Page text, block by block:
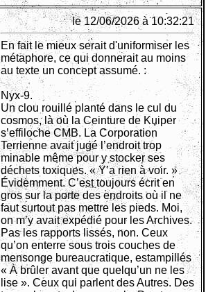
le 12/06/2026 à 10:32:21
En fait le mieux serait d'uniformiser les
métaphore, ce qui donnerait au moins
au texte un concept assumé. :
Nyx-9.
Un clou rouillé planté dans le cul du
cosmos, là où la Ceinture de Kuiper
s’effiloche CMB. La Corporation
Terrienne avait jugé l’endroit trop
minable même pour y stocker ses
déchets toxiques. « Y’a rien à voir. »
Évidemment. C’est toujours écrit en
gros sur la porte des endroits où il ne
faut surtout pas mettre les pieds. Moi,
on m’y avait expédié pour les Archives.
Pas les rapports lissés, non. Ceux
qu’on enterre sous trois couches de
mensonge bureaucratique, estampillés
« À brûler avant que quelqu’un ne les
lise ». Ceux qui parlent des Autres. Des